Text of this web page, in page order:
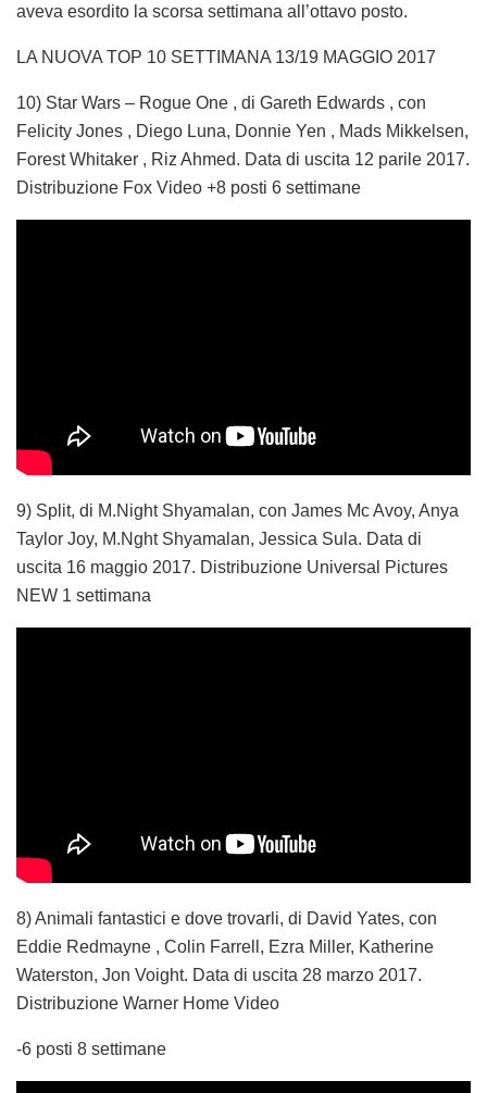
aveva esordito la scorsa settimana all’ottavo posto.
LA NUOVA TOP 10 SETTIMANA 13/19 MAGGIO 2017
10) Star Wars – Rogue One , di Gareth Edwards , con
Felicity Jones , Diego Luna, Donnie Yen , Mads Mikkelsen,
Forest Whitaker , Riz Ahmed. Data di uscita 12 parile 2017.
Distribuzione Fox Video +8 posti 6 settimane
9) Split, di M.Night Shyamalan, con James Mc Avoy, Anya
Taylor Joy, M.Nght Shyamalan, Jessica Sula. Data di
uscita 16 maggio 2017. Distribuzione Universal Pictures
NEW 1 settimana
8) Animali fantastici e dove trovarli, di David Yates, con
Eddie Redmayne , Colin Farrell, Ezra Miller, Katherine
Waterston, Jon Voight. Data di uscita 28 marzo 2017.
Distribuzione Warner Home Video
-6 posti 8 settimane